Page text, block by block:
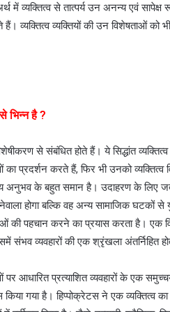
में व्यक्तित्व से तात्पर्य उन अनन्य एवं
हैं। व्यक्तित्व व्यक्तियों की उन विशेषताओं
भिन्न है ?
से संबंधित होते हैं। ये सिद्धांत
प्रदर्शन करते हैं, फिर भी उनको
अनुभव के बहुत समान है। उदाहरण के लिए
होगा बल्कि वह अन्य सामाजिक घटकों से
की पहचान करने का प्रयास करता है। एक
व्यवहारों की एक श्रृंखला अंतर्निहित
आधारित प्रत्याशित व्यवहारों के एक
गया है। हिप्पोक्रेटस ने एक व्यक्तित्व का